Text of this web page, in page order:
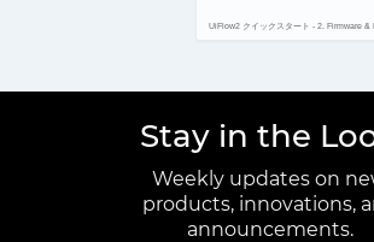
UiFlow2 クイックスタート - 2. Firmware
Stay in the
Weekly updates on
products, innovations,
announcements.